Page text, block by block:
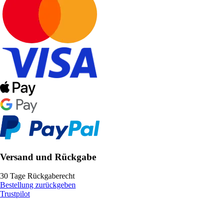
Versand und Rückgabe
30 Tage Rückgaberecht
Bestellung zurückgeben
Trustpilot